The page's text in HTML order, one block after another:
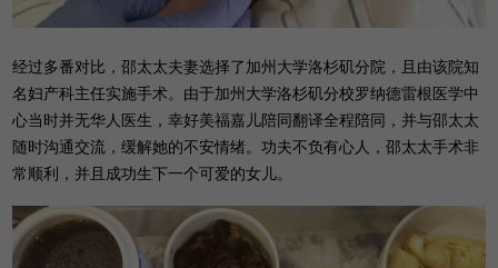
经过多番对比，邵太太夫妻选择了加州大学洛杉矶分院，且由该院知
名妇产科主任实施手术。由于加州大学洛杉矶分校罗纳德雷根医学中
心当时并无华人医生，幸好美福嘉儿陪同翻译全程陪同，并与邵太太
随时沟通交流，缓解她的不安情绪。功夫不负有心人，邵太太手术非
常顺利，并且成功生下一个可爱的女儿。